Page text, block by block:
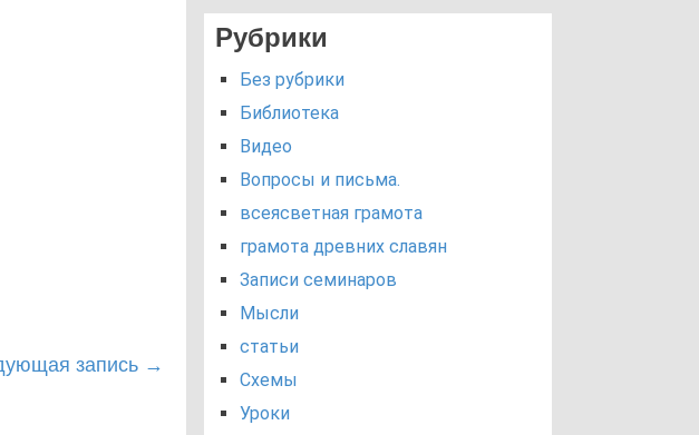
запись →
Рубрики
Без рубрики
Библиотека
Видео
Вопросы и письма.
всеясветная грамота
грамота древних славян
Записи семинаров
Мысли
статьи
Схемы
Уроки